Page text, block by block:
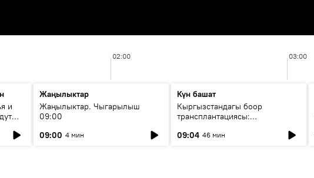
02:00 03:00
и
Жаңылыктар
Жаңылыктар. Чыгарылыш
09:00
09:00 4 мин
Күн башат
Кыргызстандагы боор
трансплантациясы:
келечеги
09:04 46 мин